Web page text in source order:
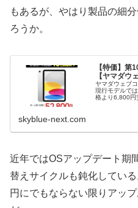
もあるが、やはり製品の細
ろうか。
【特価】第
【ヤマダウ
ヤマダウェブ
現行モデルで
格より6,800円
skyblue-next.com
近年ではOSアップデート期
替えサイクルも鈍化してい
円にでもならない限りアッ